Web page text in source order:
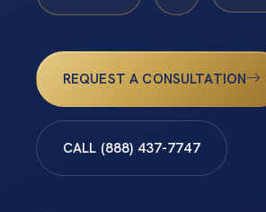
REQUEST A CONSULTATION
CALL (888) 437-7747